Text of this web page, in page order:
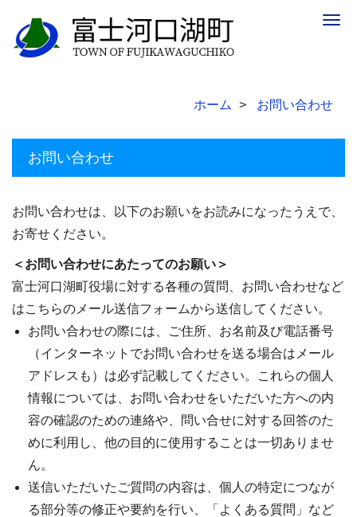
ホーム お問い合わせ
お問い合わせ
お問い合わせは、以下のお願いをお読みになったうえで、
お寄せください。
＜お問い合わせにあたってのお願い＞
富士河口湖町役場に対する各種の質問、お問い合わせなど
はこちらのメール送信フォームから送信してください。
お問い合わせの際には、ご住所、お名前及び電話番号
（インターネットでお問い合わせを送る場合はメール
アドレスも）は必ず記載してください。これらの個人
情報については、お問い合わせをいただいた方への内
容の確認のための連絡や、問い合せに対する回答のた
めに利用し、他の目的に使用することは一切ありませ
ん。
送信いただいたご質問の内容は、個人の特定につなが
る部分等の修正や要約を行い、「よくある質問」など